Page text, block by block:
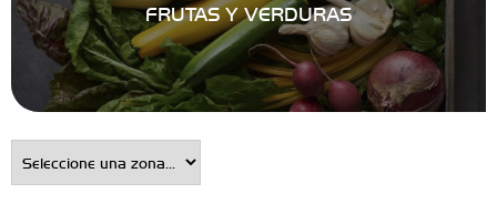
FRUTAS Y VERDURAS